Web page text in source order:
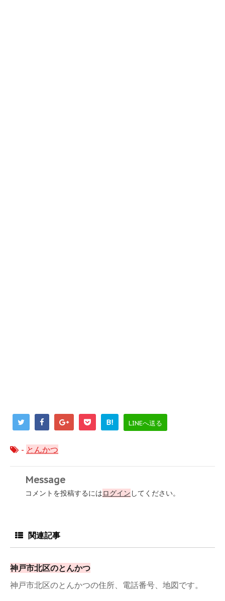
B! LINEへ送る
- とんかつ
Message
コメントを投稿するにはログイン してください。
関連記事
神戸市北区のとんかつ
神戸市北区のとんかつの住所、電話番号、地図です。